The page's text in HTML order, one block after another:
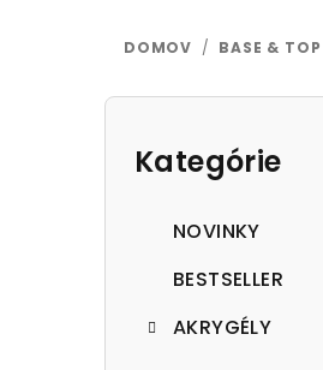
DOMOV / BASE & TOP
B
Preskočiť
kategórie
Kategórie
NOVINKY
BESTSELLER
AKRYGÉLY